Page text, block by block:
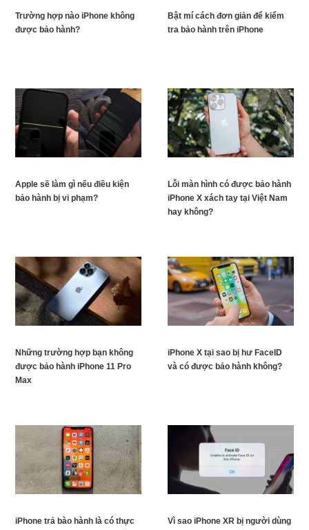
Trường hợp nào iPhone không
được bảo hành?
Bật mí cách đơn giản để kiểm
tra bảo hành trên iPhone
Apple sẽ làm gì nếu điều kiện
bảo hành bị vi phạm?
Lỗi màn hình có được bảo hành
iPhone X xách tay tại Việt Nam
hay không?
Những trường hợp bạn không
được bảo hành iPhone 11 Pro
Max
iPhone X tại sao bị hư FaceID
và có được bảo hành không?
iPhone trả bào hành là có thực
Vì sao iPhone XR bị người dùng